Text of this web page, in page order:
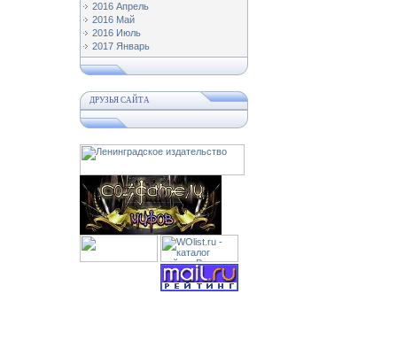
2016 Апрель
2016 Май
2016 Июль
2017 Январь
ДРУЗЬЯ САЙТА